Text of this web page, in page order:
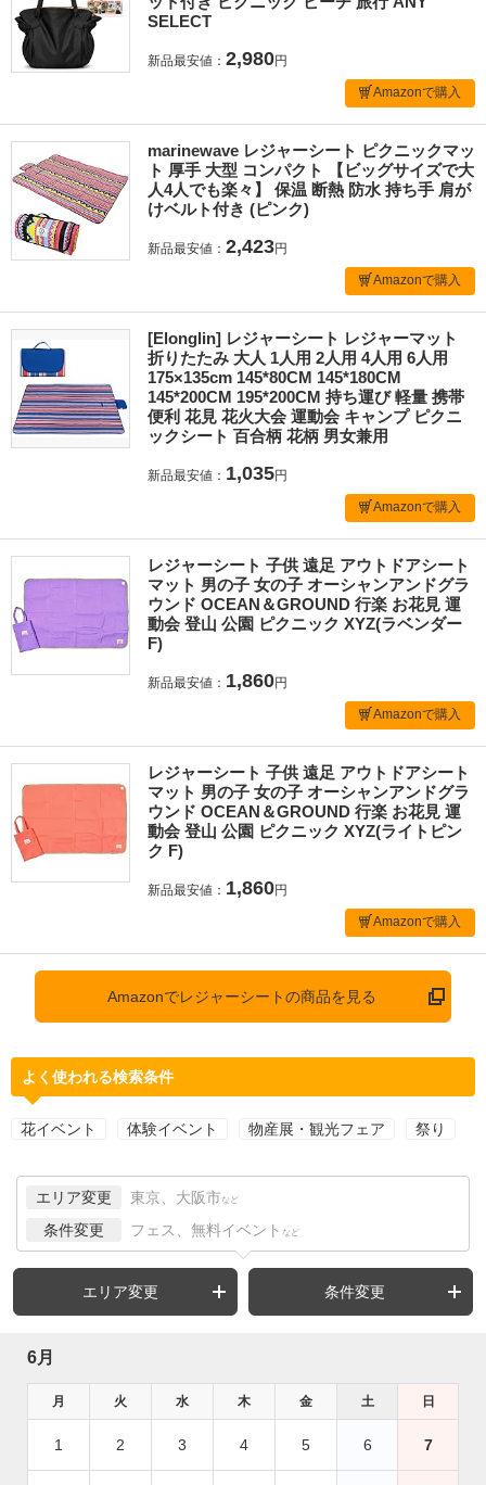
SELECT
新品最安値： 2,980円
Amazonで購入
marinewave レジャーシート ピクニックマッ
ト 厚手 大型 コンパクト 【ビッグサイズで大
人4人でも楽々】 保温 断熱 防水 持ち手 肩が
けベルト付き (ピンク)
新品最安値： 2,423円
Amazonで購入
[Elonglin] レジャーシート レジャーマット
折りたたみ 大人 1人用 2人用 4人用 6人用
175×135cm 145*80CM 145*180CM
145*200CM 195*200CM 持ち運び 軽量 携帯
便利 花見 花火大会 運動会 キャンプ ピクニ
ックシート 百合柄 花柄 男女兼用
新品最安値： 1,035円
Amazonで購入
レジャーシート 子供 遠足 アウトドアシート
マット 男の子 女の子 オーシャンアンドグラ
ウンド OCEAN＆GROUND 行楽 お花見 運
動会 登山 公園 ピクニック XYZ(ラベンダー
F)
新品最安値： 1,860円
Amazonで購入
レジャーシート 子供 遠足 アウトドアシート
マット 男の子 女の子 オーシャンアンドグラ
ウンド OCEAN＆GROUND 行楽 お花見 運
動会 登山 公園 ピクニック XYZ(ライトピン
ク F)
新品最安値： 1,860円
Amazonで購入
Amazonでレジャーシートの商品を見る
よく使われる検索条件
花イベント 体験イベント 物産展・観光フェア 祭り
エリア変更 東京、大阪市 など
条件変更 フェス、無料イベント など
エリア変更 条件変更
6月
月 火 水 木 金 土 日
1 2 3 4 5 6 7